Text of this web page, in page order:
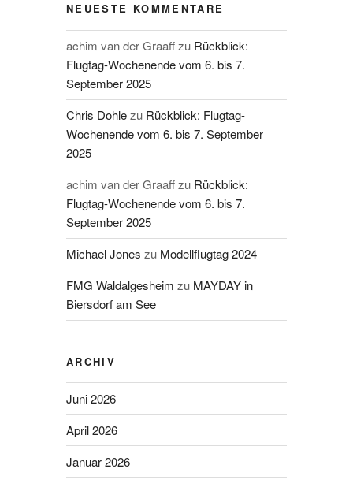
NEUESTE KOMMENTARE
achim van der Graaffzu Rückblick:
Flugtag-Wochenende vom 6. bis 7.
September 2025
Chris Dohlezu Rückblick: Flugtag-
Wochenende vom 6. bis 7. September
2025
achim van der Graaffzu Rückblick:
Flugtag-Wochenende vom 6. bis 7.
September 2025
Michael Jones zu Modellflugtag 2024
FMG Waldalgesheim zu MAYDAY in
Biersdorf am See
ARCHIV
Juni 2026
April 2026
Januar 2026